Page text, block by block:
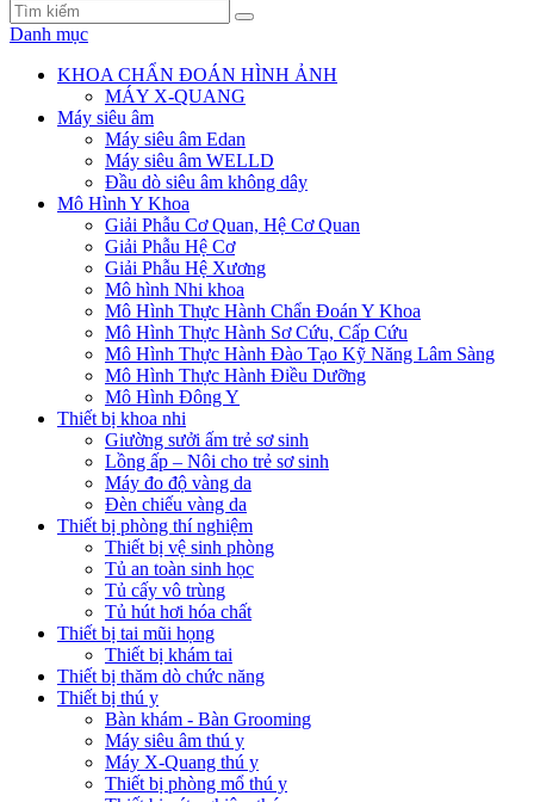
Danh mục
KHOA CHẨN ĐOÁN HÌNH ẢNH
MÁY X-QUANG
Máy siêu âm
Máy siêu âm Edan
Máy siêu âm WELLD
Đầu dò siêu âm không dây
Mô Hình Y Khoa
Giải Phẫu Cơ Quan, Hệ Cơ Quan
Giải Phẫu Hệ Cơ
Giải Phẫu Hệ Xương
Mô hình Nhi khoa
Mô Hình Thực Hành Chẩn Đoán Y Khoa
Mô Hình Thực Hành Sơ Cứu, Cấp Cứu
Mô Hình Thực Hành Đào Tạo Kỹ Năng Lâm Sàng
Mô Hình Thực Hành Điều Dưỡng
Mô Hình Đông Y
Thiết bị khoa nhi
Giường sưởi ấm trẻ sơ sinh
Lồng ấp – Nôi cho trẻ sơ sinh
Máy đo độ vàng da
Đèn chiếu vàng da
Thiết bị phòng thí nghiệm
Thiết bị vệ sinh phòng
Tủ an toàn sinh học
Tủ cấy vô trùng
Tủ hút hơi hóa chất
Thiết bị tai mũi họng
Thiết bị khám tai
Thiết bị thăm dò chức năng
Thiết bị thú y
Bàn khám - Bàn Grooming
Máy siêu âm thú y
Máy X-Quang thú y
Thiết bị phòng mổ thú y